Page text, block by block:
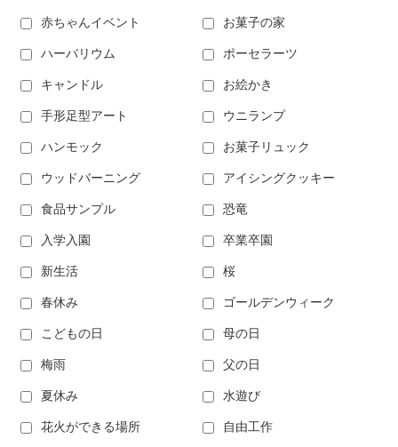
赤ちゃんイベント お菓子の家
ハーバリウム ポーセラーツ
キャンドル お絵かき
手形足型アート ウニランプ
ハンモック お菓子リュック
ウッドバーニング アイシングクッキー
食品サンプル 恐竜
入学入園 卒業卒園
新生活 桜
春休み ゴールデンウィーク
こどもの日 母の日
梅雨 父の日
夏休み 水遊び
花火ができる場所 自由工作